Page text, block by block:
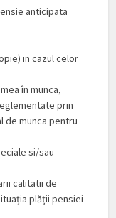
anticipata
in cazul celor
în munca,
prin
de munca pentru
si/sau
calitatii de
plății pensiei